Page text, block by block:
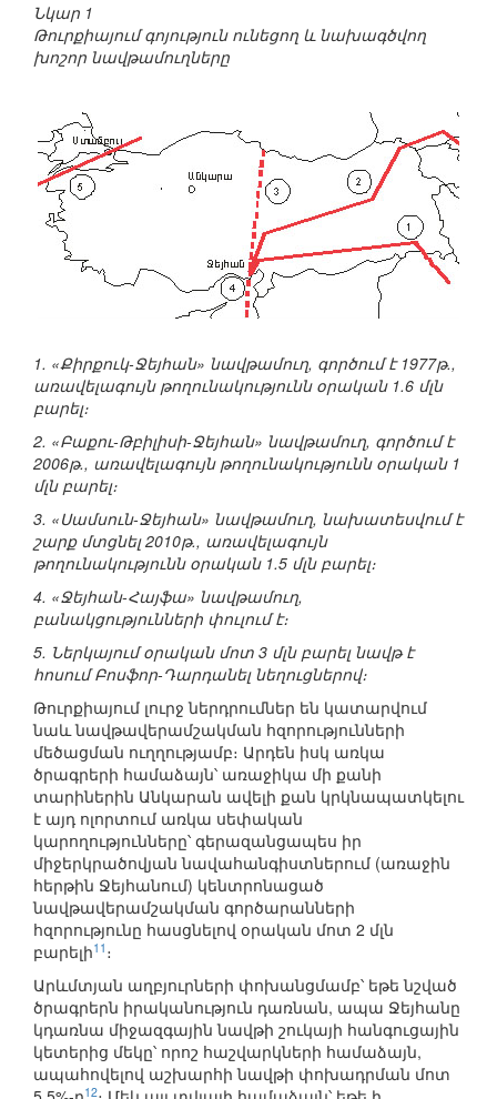
Նկար 1
Թուրքիայում գոյություն ունեցող և նախագծվող
խոշոր նավթամուղները
1. «Քիրքուկ-Ջեյհան» նավթամուղ, գործում է 1977թ.,
առավելագույն թողունակությունն օրական 1.6 մլն
բարել։
2. «Բաքու-Թբիլիսի-Ջեյհան» նավթամուղ, գործում է
2006թ., առավելագույն թողունակությունն օրական 1
մլն բարել։
3. «Սամսուն-Ջեյհան» նավթամուղ, նախատեսվում է
շարք մտցնել 2010թ., առավելագույն
թողունակությունն օրական 1.5 մլն բարել։
4. «Ջեյհան-Հայֆա» նավթամուղ,
բանակցությունների փուլում է։
5. Ներկայում օրական մոտ 3 մլն բարել նավթ է
հոսում Բոսֆոր-Դարդանել նեղուցներով։
Թուրքիայում լուրջ ներդրումներ են կատարվում
նաև նավթավերամշակման հզորությունների
մեծացման ուղղությամբ։ Արդեն իսկ առկա
ծրագրերի համաձայն՝ առաջիկա մի քանի
տարիներին Անկարան ավելի քան կրկնապատկելու
է այդ ոլորտում առկա սեփական
կարողությունները՝ գերազանցապես իր
միջերկրածովյան նավահանգիստներում (առաջին
հերթին Ջեյհանում) կենտրոնացած
նավթավերամշակման գործարանների
հզորությունը հասցնելով օրական մոտ 2 մլն
բարելի11 ։
Արևմտյան աղբյուրների փոխանցմամբ՝ եթե նշված
ծրագրերն իրականություն դառնան, ապա Ջեյհանը
կդառնա միջազգային նավթի շուկայի հանգուցային
կետերից մեկը՝ որոշ հաշվարկների համաձայն,
ապահովելով աշխարհի նավթի փոխադրման մոտ
12